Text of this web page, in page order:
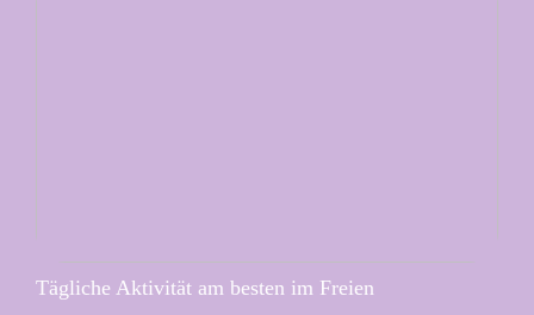
Tägliche Aktivität am besten im Freien